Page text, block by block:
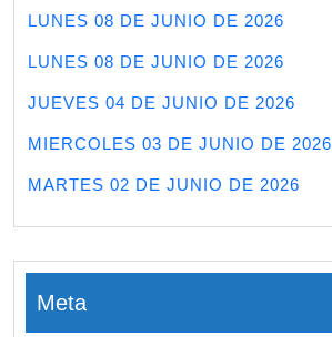
LUNES 08 DE JUNIO DE 2026
LUNES 08 DE JUNIO DE 2026
JUEVES 04 DE JUNIO DE 2026
MIERCOLES 03 DE JUNIO DE 2026
MARTES 02 DE JUNIO DE 2026
Meta